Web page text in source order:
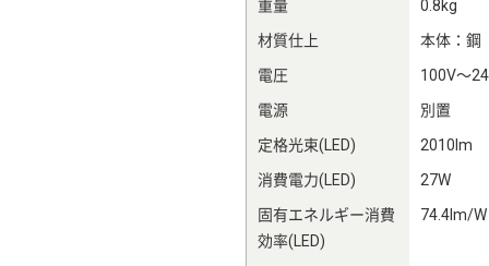
重量
0.8kg
材質仕上
本体：鋼
電圧
100V～
電源
別置
定格光束(LED)
2010lm
消費電力(LED)
27W
固有エネルギー消費
効率(LED)
74.4lm/W